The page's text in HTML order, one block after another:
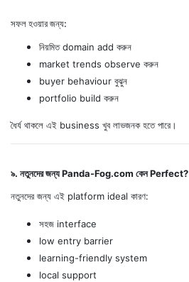
সফল হওয়ার জন্য:
নিয়মিত domain add করুন
market trends observe করুন
buyer behaviour বুঝুন
portfolio build করুন
ধৈর্য থাকলে এই business খুব লাভজনক হতে পারে।
৯. নতুনদের জন্য Panda-Fog.com কেন Perfect?
নতুনদের জন্য এই platform ideal কারণ:
সহজ interface
low entry barrier
learning-friendly system
local support